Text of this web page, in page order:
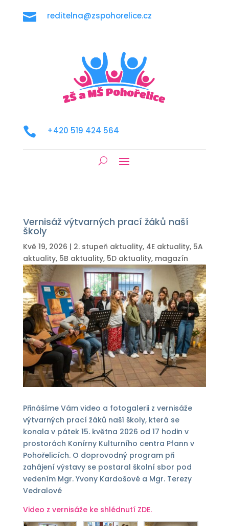
 reditelna@zspohorelice.cz
 +420 519 424 564
Vernisáž výtvarných prací žáků naší
školy
Kvě 19, 2026 | 2. stupeň aktuality, 4E aktuality, 5A
aktuality, 5B aktuality, 5D aktuality, magazín
Přinášíme Vám video a fotogalerii z vernisáže
výtvarných prací žáků naší školy, která se
konala v pátek 15. května 2026 od 17 hodin v
prostorách Konírny Kulturního centra Pfann v
Pohořelicích. O doprovodný program při
zahájení výstavy se postaral školní sbor pod
vedením Mgr. Yvony Kardošové a Mgr. Terezy
Vedralové
Video z vernisáže ke shlédnutí ZDE.